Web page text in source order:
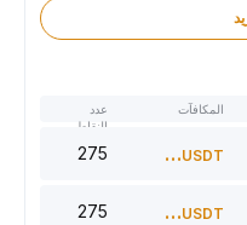
المكافآت
النقاط
300USDT
220USDT